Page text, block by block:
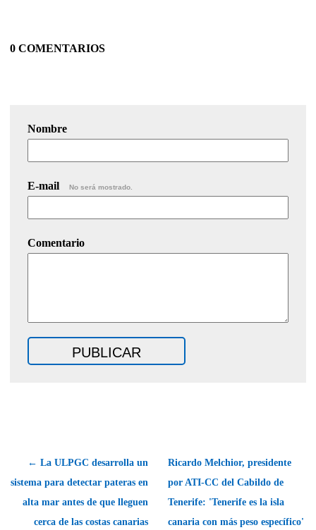
0 COMENTARIOS
Nombre
E-mail No será mostrado.
Comentario
← La ULPGC desarrolla un
sistema para detectar pateras en
alta mar antes de que lleguen
cerca de las costas canarias
Ricardo Melchior, presidente
por ATI-CC del Cabildo de
Tenerife: 'Tenerife es la isla
canaria con más peso específico'